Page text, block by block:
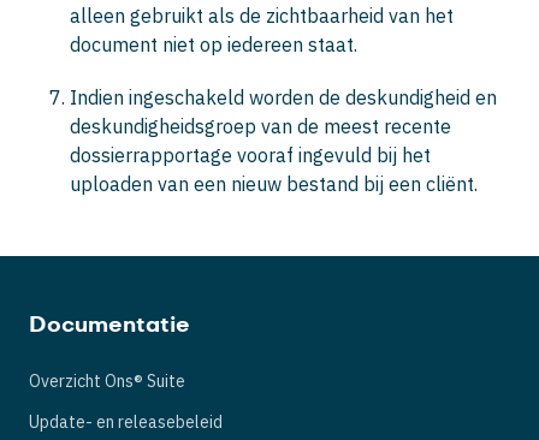
alleen gebruikt als de zichtbaarheid van het
document niet op iedereen staat.
Indien ingeschakeld worden de deskundigheid en
deskundigheidsgroep van de meest recente
dossierrapportage vooraf ingevuld bij het
uploaden van een nieuw bestand bij een cliënt.
Documentatie
Overzicht Ons® Suite
Update- en releasebeleid